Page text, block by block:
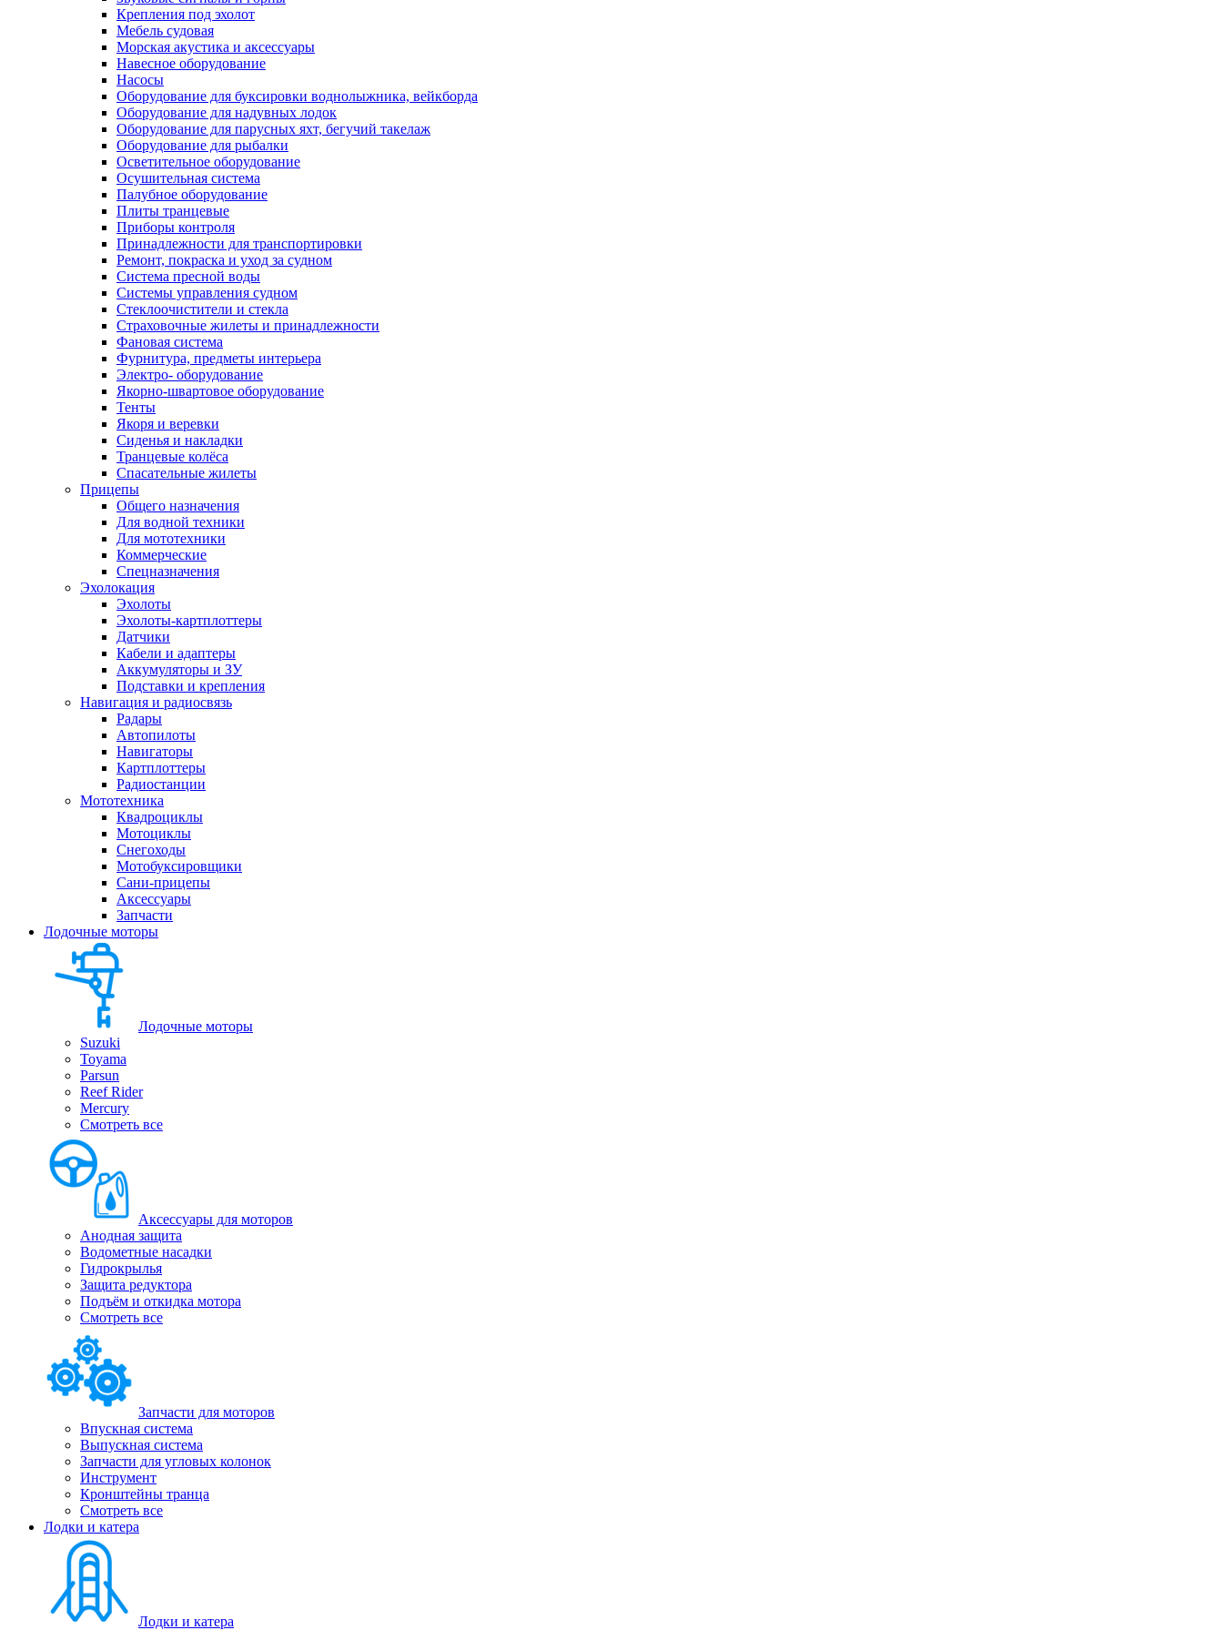
Крепления под эхолот
Мебель судовая
Морская акустика и аксессуары
Навесное оборудование
Насосы
Оборудование для буксировки воднолыжника, вейкборда
Оборудование для надувных лодок
Оборудование для парусных яхт, бегучий такелаж
Оборудование для рыбалки
Осветительное оборудование
Осушительная система
Палубное оборудование
Плиты транцевые
Приборы контроля
Принадлежности для транспортировки
Ремонт, покраска и уход за судном
Система пресной воды
Системы управления судном
Стеклоочистители и стекла
Страховочные жилеты и принадлежности
Фановая система
Фурнитура, предметы интерьера
Электро- оборудование
Якорно-швартовое оборудование
Тенты
Якоря и веревки
Сиденья и накладки
Транцевые колёса
Спасательные жилеты
Прицепы
Общего назначения
Для водной техники
Для мототехники
Коммерческие
Спецназначения
Эхолокация
Эхолоты
Эхолоты-картплоттеры
Датчики
Кабели и адаптеры
Аккумуляторы и ЗУ
Подставки и крепления
Навигация и радиосвязь
Радары
Автопилоты
Навигаторы
Картплоттеры
Радиостанции
Мототехника
Квадроциклы
Мотоциклы
Снегоходы
Мотобуксировщики
Сани-прицепы
Аксессуары
Запчасти
Лодочные моторы
Лодочные моторы
Suzuki
Toyama
Parsun
Reef Rider
Mercury
Смотреть все
Аксессуары для моторов
Анодная защита
Водометные насадки
Гидрокрылья
Защита редуктора
Подъём и откидка мотора
Смотреть все
Запчасти для моторов
Впускная система
Выпускная система
Запчасти для угловых колонок
Инструмент
Кронштейны транца
Смотреть все
Лодки и катера
Лодки и катера